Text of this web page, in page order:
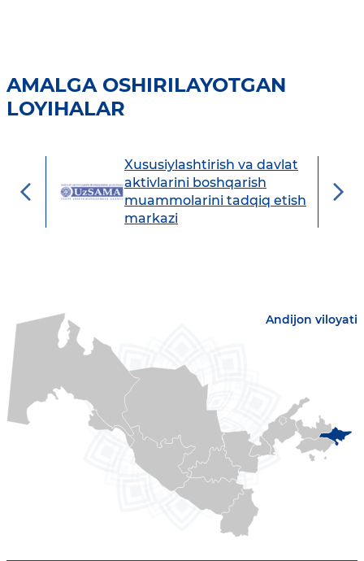
AMALGA OSHIRILAYOTGAN
LOYIHALAR
Xususiylashtirish va davlat
aktivlarini boshqarish
muammolarini tadqiq etish
markazi
Andijon viloyati